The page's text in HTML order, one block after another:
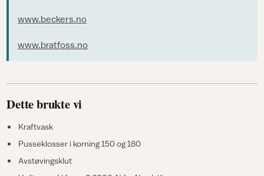
www.beckers.no
www.bratfoss.no
Dette brukte vi
Kraftvask
Pusseklosser i korning 150 og 180
Avstøvingsklut